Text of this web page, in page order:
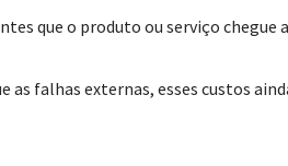
que o produto ou serviço chegue
as falhas externas, esses custos